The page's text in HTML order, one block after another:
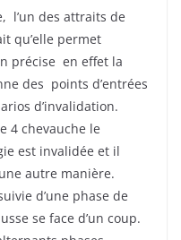
l’un des attraits de
qu’elle permet
précise en effet la
des points d’entrées
d’invalidation.
4 chevauche le
est invalidée et il
autre manière.
d’une phase de
se face d’un coup.